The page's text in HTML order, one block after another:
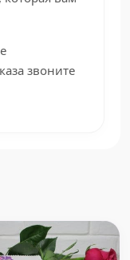
звоните